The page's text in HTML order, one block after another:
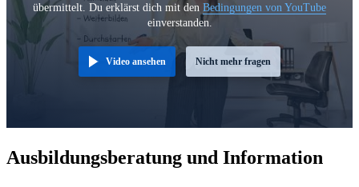
übermittelt. Du erklärst dich mit den Bedingungen von YouTube
einverstanden.
Video ansehen Nicht mehr fragen
Ausbildungsberatung und Information